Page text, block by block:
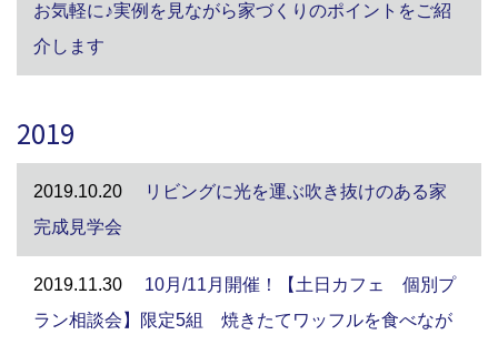
お気軽に♪実例を見ながら家づくりのポイントをご紹
介します
2019
2019.10.20
リビングに光を運ぶ吹き抜けのある家
完成見学会
2019.11.30
10月/11月開催！【土日カフェ 個別プ
ラン相談会】限定5組 焼きたてワッフルを食べなが